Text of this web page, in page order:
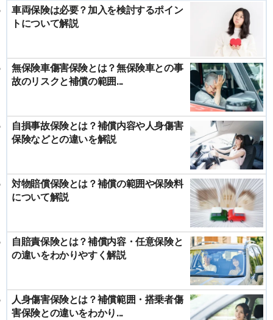
車両保険は必要？加入を検討するポイン
トについて解説
無保険車傷害保険とは？無保険車との事
故のリスクと補償の範囲...
自損事故保険とは？補償内容や人身傷害
保険などとの違いを解説
対物賠償保険とは？補償の範囲や保険料
について解説
自賠責保険とは？補償内容・任意保険と
の違いをわかりやすく解説
人身傷害保険とは？補償範囲・搭乗者傷
害保険との違いをわかり...